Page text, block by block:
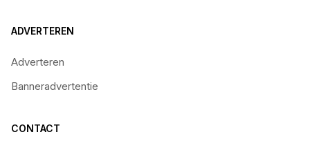
ADVERTEREN
Adverteren
Banneradvertentie
CONTACT